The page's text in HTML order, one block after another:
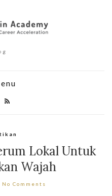
Lokal Untuk
Wajah
No Comments